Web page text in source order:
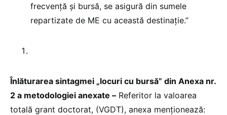
frecvență și bursă, se asigură din sumele
repartizate de ME cu această destinație.”
Înlăturarea sintagmei „locuri cu bursă” din Anexa nr.
2 a metodologiei anexate – Referitor la valoarea
totală grant doctorat, (VGDT), anexa menționează: